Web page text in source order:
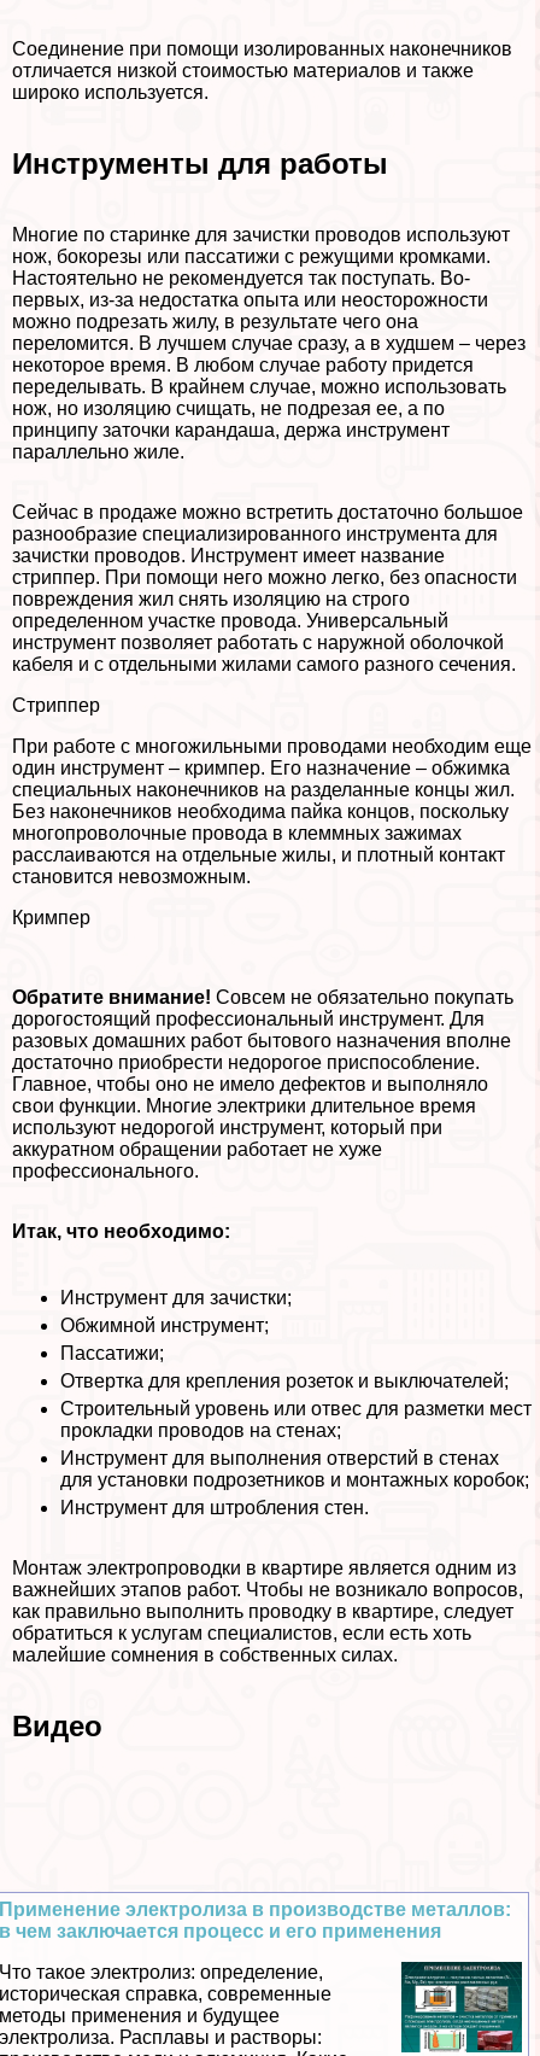
Соединение при помощи изолированных наконечников
отличается низкой стоимостью материалов и также
широко используется.
Инструменты для работы
Многие по старинке для зачистки проводов используют
нож, бокорезы или пассатижи с режущими кромками.
Настоятельно не рекомендуется так поступать. Во-
первых, из-за недостатка опыта или неосторожности
можно подрезать жилу, в результате чего она
переломится. В лучшем случае сразу, а в худшем – через
некоторое время. В любом случае работу придется
переделывать. В крайнем случае, можно использовать
нож, но изоляцию счищать, не подрезая ее, а по
принципу заточки карандаша, держа инструмент
параллельно жиле.
Сейчас в продаже можно встретить достаточно большое
разнообразие специализированного инструмента для
зачистки проводов. Инструмент имеет название
стpиппep. При помощи него можно легко, без опасности
повреждения жил снять изоляцию на строго
определенном участке провода. Универсальный
инструмент позволяет работать с наружной оболочкой
кабеля и с отдельными жилами самого разного сечения.
Стpиппep
При работе с многожильными проводами необходим еще
один инструмент – кримпер. Его назначение – обжимка
специальных наконечников на разделанные концы жил.
Без наконечников необходима пайка концов, поскольку
многопроволочные провода в клеммных зажимах
расслаиваются на отдельные жилы, и плотный контакт
становится невозможным.
Кримпер
Обратите внимание! Совсем не обязательно покупать
дорогостоящий профессиональный инструмент. Для
разовых домашних работ бытового назначения вполне
достаточно приобрести недорогое приспособление.
Главное, чтобы оно не имело дефектов и выполняло
свои функции. Многие электрики длительное время
используют недорогой инструмент, который при
аккуратном обращении работает не хуже
профессионального.
Итак, что необходимо:
Инструмент для зачистки;
Обжимной инструмент;
Пассатижи;
Отвертка для крепления розеток и выключателей;
Строительный уровень или отвес для разметки мест
прокладки проводов на стенах;
Инструмент для выполнения отверстий в стенах
для установки подрозетников и монтажных коробок;
Инструмент для штробления стен.
Монтаж электропроводки в квартире является одним из
важнейших этапов работ. Чтобы не возникало вопросов,
как правильно выполнить проводку в квартире, следует
обратиться к услугам специалистов, если есть хоть
малейшие сомнения в собственных силах.
Видео
Применение электролиза в производстве металлов:
в чем заключается процесс и его применения
Что такое электролиз: определение,
историческая справка, современные
методы применения и будущее
электролиза. Расплавы и растворы: